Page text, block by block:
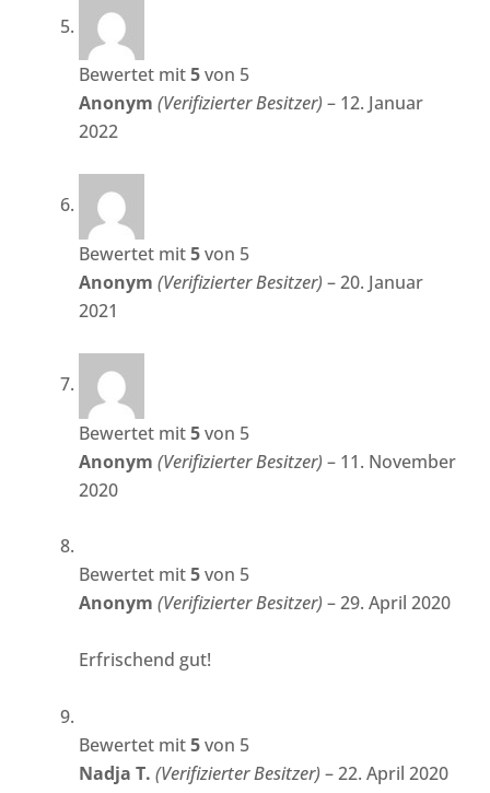
Bewertet mit5von 5
Anonym(Verifizierter Besitzer) – 12. Januar
2022
Bewertet mit5von 5
Anonym(Verifizierter Besitzer) –20. Januar
2021
Bewertet mit5von 5
Anonym(Verifizierter Besitzer) – 11. November
2020
Bewertet mit5von 5
Anonym(Verifizierter Besitzer) –29. April 2020
Erfrischend gut!
Bewertet mit5von 5
Nadja T.(Verifizierter Besitzer) –22. April 2020